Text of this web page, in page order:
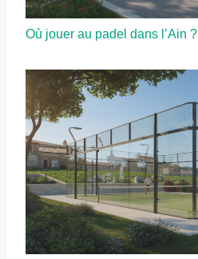
Où jouer au padel dans l’Ain ?